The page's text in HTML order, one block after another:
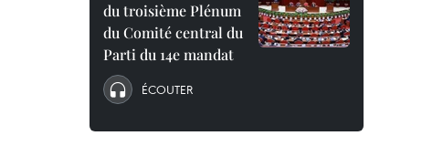
du troisième Plénum
du Comité central du
Parti du 14e mandat
ÉCOUTER